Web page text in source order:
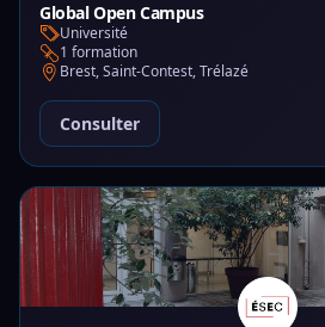
Global Open Campus
Université
1 formation
Brest, Saint-Contest, Trélazé
Consulter